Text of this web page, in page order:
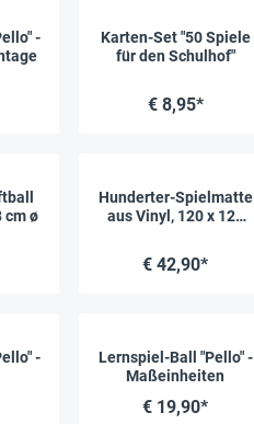
-
Karten-Set "50 Spiele
für den Schulhof"
€ 8,95*
cm ø
Hunderter-Spielmatte
aus Vinyl, 120 x 120
€ 42,90*
-
Lernspiel-Ball "Pello" -
Maßeinheiten
€ 19,90*